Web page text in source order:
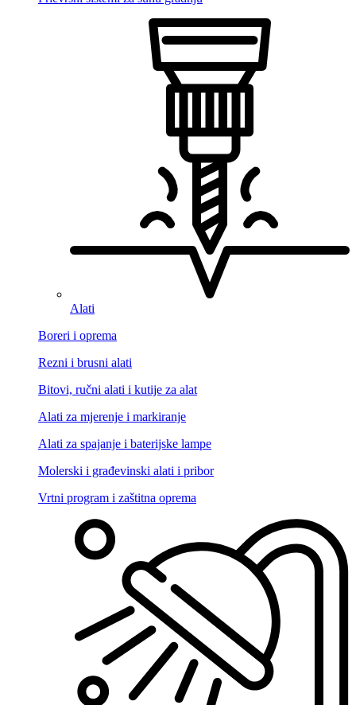
Alati
Boreri i oprema
Rezni i brusni alati
Bitovi, ručni alati i kutije za alat
Alati za mjerenje i markiranje
Alati za spajanje i baterijske lampe
Molerski i građevinski alati i pribor
Vrtni program i zaštitna oprema